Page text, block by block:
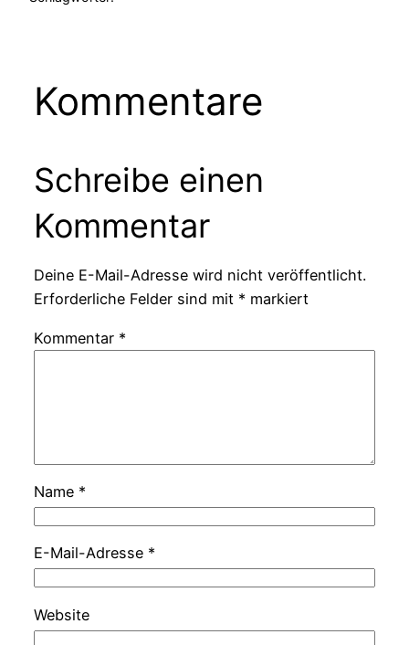
Kommentare
Schreibe einen
Kommentar
Deine E-Mail-Adresse wird nicht veröffentlicht.
Erforderliche Felder sind mit * markiert
Kommentar *
Name *
E-Mail-Adresse *
Website